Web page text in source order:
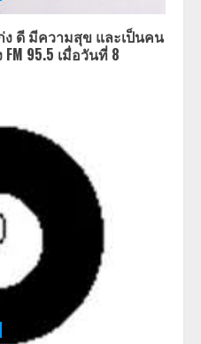
ง ดี มีความสุข และเป็นคน
95.5 เมื่อวันที่ 8